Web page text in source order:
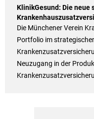
KlinikGesund: Die neue
Die Münchener Verein
Portfolio im
Neuzugang in der